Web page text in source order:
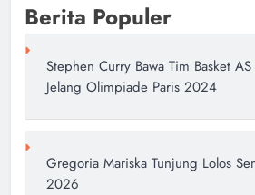
Berita Populer
Stephen Curry Bawa Tim Basket
Jelang Olimpiade Paris 2024
Gregoria Mariska Tunjung Lolos
2026